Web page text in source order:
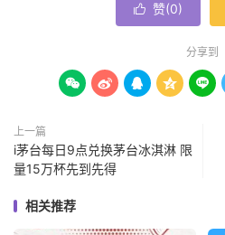
 赞(0)
分享到
    
上一篇
i茅台每日9点兑换茅台冰淇淋 限
量15万杯先到先得
相关推荐